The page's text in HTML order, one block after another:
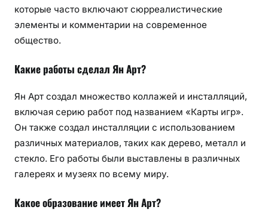
которые часто включают сюрреалистические
элементы и комментарии на современное
общество.
Какие работы сделал Ян Арт?
Ян Арт создал множество коллажей и инсталляций,
включая серию работ под названием «Карты игр».
Он также создал инсталляции с использованием
различных материалов, таких как дерево, металл и
стекло. Его работы были выставлены в различных
галереях и музеях по всему миру.
Какое образование имеет Ян Арт?